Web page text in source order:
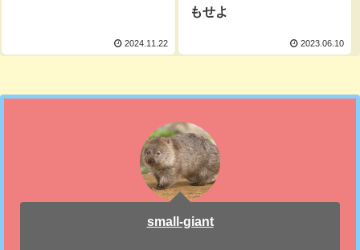
2024.11.22
もせよ
2023.06.10
small-giant